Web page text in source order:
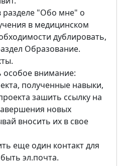
"Обо мне" о
в медицинском
дублировать,
Образование.
особое внимание:
полученные навыки,
зашить ссылку на
новых
вносить их в свое
еще один контакт для
эл.почта.